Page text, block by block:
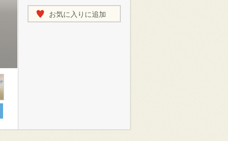
お気に入りに追加